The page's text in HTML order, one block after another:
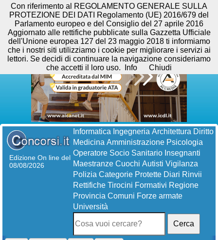
Edizione On line del
08/08/2026
Informatica Ingegneria Architettura Diritto
Medicina Amministrazione Psicologia
Operatore Socio Sanitario Insegnanti
Maestranze Cuochi Autisti Vigilanza
Polizia Categorie Protette Diari Rinvii
Rettifiche Tirocini Formativi Regione
Provincia Comuni Forze armate
Università
Cerca
Con riferimento al REGOLAMENTO GENERALE SULLA
PROTEZIONE DEI DATI Regolamento (UE) 2016/679 del
Parlamento europeo e del Consiglio del 27 aprile 2016
Aggiornato alle rettifiche pubblicate sulla Gazzetta Ufficiale
dell'Unione europea 127 del 23 maggio 2018 ti informiamo
che i nostri siti utilizziamo i cookie per migliorare i servizi ai
lettori. Se decidi di continuare la navigazione consideriamo
che accetti il loro uso.
Info Chiudi